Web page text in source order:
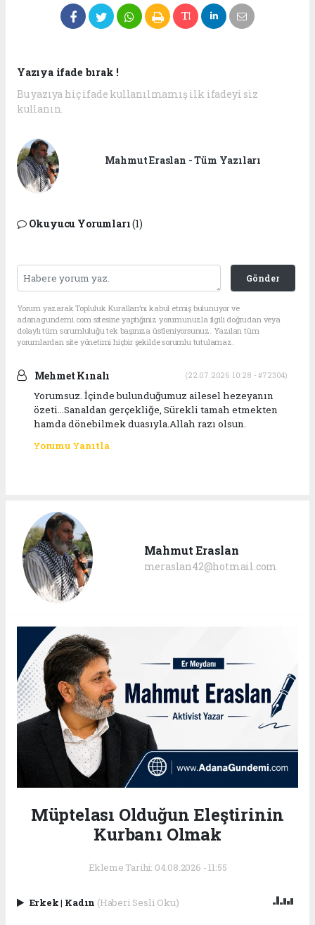
Yazıya ifade bırak !
Bu yazıya hiç ifade kullanılmamış ilk ifadeyi siz
kullanın.
Mahmut Eraslan - Tüm Yazıları
Okuyucu Yorumları(1)
Gönder
Yorum yazarak Topluluk Kuralları’nı kabul etmiş bulunuyor ve
adanagundemi.com sitesine yaptığınız yorumunuzla ilgili doğrudan veya
dolaylı tüm sorumluluğu tek başınıza üstleniyorsunuz. Yazılan tüm
yorumlardan site yönetimi hiçbir şekilde sorumlu tutulamaz.
Mehmet Kınalı (22.07.2026 10:28 - #72304)
Yorumsuz. İçinde bulunduğumuz ailesel hezeyanın
özeti...Sanaldan gerçekliğe, Sürekli tamah etmekten
hamda dönebilmek duasıyla.Allah razı olsun.
Yorumu Yanıtla
Mahmut Eraslan
meraslan42@hotmail.com
Müptelası Olduğun Eleştirinin
Kurbanı Olmak
Ekleme Tarihi: 04.08.2026 - 11:55
Erkek| Kadın (Haberi Sesli Oku)